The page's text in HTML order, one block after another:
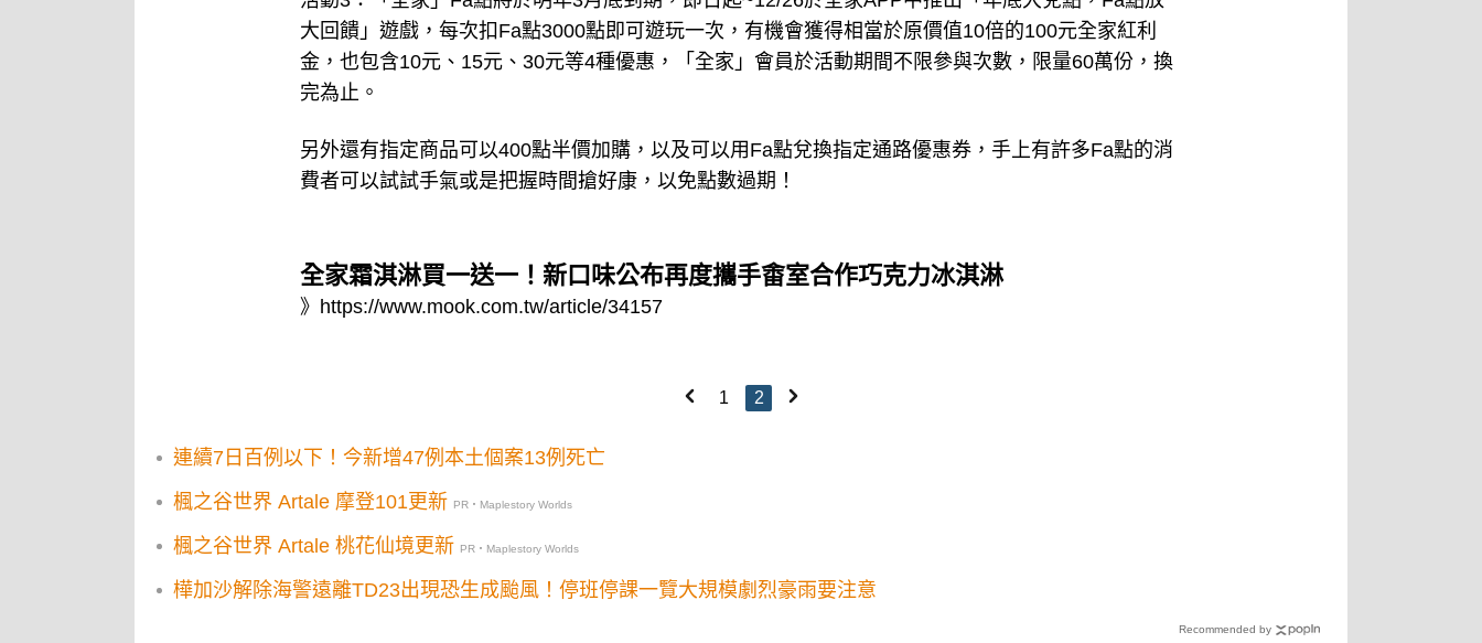
大回饋」遊戲，每次扣Fa點3000點即可遊玩一次，有機會獲得相當於原價值10倍的100元全家紅利
金，也包含10元、15元、30元等4種優惠，「全家」會員於活動期間不限參與次數，限量60萬份，換
完為止。
另外還有指定商品可以400點半價加購，以及可以用Fa點兌換指定通路優惠券，手上有許多Fa點的消
費者可以試試手氣或是把握時間搶好康，以免點數過期！
全家霜淇淋買一送一！新口味公布再度攜手畬室合作巧克力冰淇淋
》 https://www.mook.com.tw/article/34157
1 2
連續7日百例以下！今新增47例本土個案13例死亡
楓之谷世界 Artale 摩登101更新 PR・Maplestory Worlds
楓之谷世界 Artale 桃花仙境更新 PR・Maplestory Worlds
樺加沙解除海警遠離TD23出現恐生成颱風！停班停課一覽大規模劇烈豪雨要注意
Recommended by